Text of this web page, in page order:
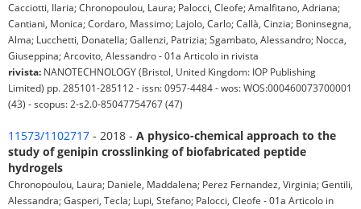
Cacciotti, Ilaria; Chronopoulou, Laura; Palocci, Cleofe; Amalfitano, Adriana;
Cantiani, Monica; Cordaro, Massimo; Lajolo, Carlo; Callà, Cinzia; Boninsegna,
Alma; Lucchetti, Donatella; Gallenzi, Patrizia; Sgambato, Alessandro; Nocca,
Giuseppina; Arcovito, Alessandro - 01a Articolo in rivista
rivista: NANOTECHNOLOGY (Bristol, United Kingdom: IOP Publishing
Limited) pp. 285101-285112 - issn: 0957-4484 - wos: WOS:000460073700001
(43) - scopus: 2-s2.0-85047754767 (47)
11573/1102717 - 2018 - A physico-chemical approach to the
study of genipin crosslinking of biofabricated peptide
hydrogels
Chronopoulou, Laura; Daniele, Maddalena; Perez Fernandez, Virginia; Gentili,
Alessandra; Gasperi, Tecla; Lupi, Stefano; Palocci, Cleofe - 01a Articolo in